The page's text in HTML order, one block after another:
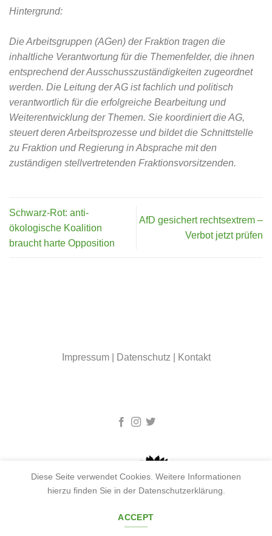
Hintergrund:
Die Arbeitsgruppen (AGen) der Fraktion tragen die
inhaltliche Verantwortung für die Themenfelder, die ihnen
entsprechend der Ausschusszuständigkeiten zugeordnet
werden. Die Leitung der AG ist fachlich und politisch
verantwortlich für die erfolgreiche Bearbeitung und
Weiterentwicklung der Themen. Sie koordiniert die AG,
steuert deren Arbeitsprozesse und bildet die Schnittstelle
zu Fraktion und Regierung in Absprache mit den
zuständigen stellvertretenden Fraktionsvorsitzenden.
Schwarz-Rot: anti-
ökologische Koalition
braucht harte Opposition
AfD gesichert rechtsextrem –
Verbot jetzt prüfen
Impressum| Datenschutz Kontakt
Diese Seite verwendet Cookies. Weitere Informationen
hierzu finden Sie in der Datenschutzerklärung.
ACCEPT